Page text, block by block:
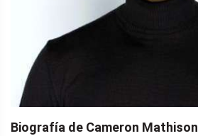
Biografía de Cameron Mathison